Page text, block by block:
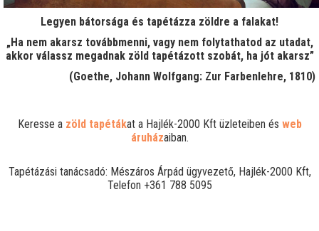
Legyen bátorsága és tapétázza zöldre a falakat!
„Ha nem akarsz továbbmenni, vagy nem folytathatod az utadat,
akkor válassz megadnak zöld tapétázott szobát, ha jót akarsz”
(Goethe, Johann Wolfgang: Zur Farbenlehre, 1810)
Keresse a zöld tapétákat a Hajlék-2000 Kft üzleteiben és web
áruházaiban.
Tapétázási tanácsadó: Mészáros Árpád ügyvezető, Hajlék-2000 Kft,
Telefon +361 788 5095